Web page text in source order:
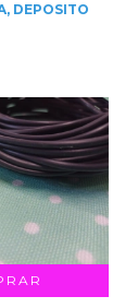
DEPOSITO